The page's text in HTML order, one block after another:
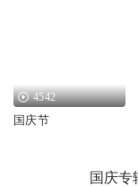
4542
国庆节
国庆专